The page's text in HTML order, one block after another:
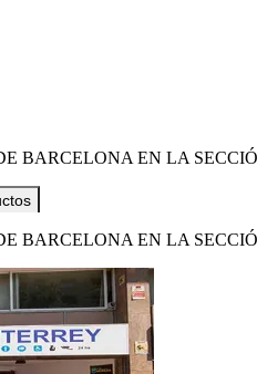
BARCELONA EN LA
BARCELONA EN LA